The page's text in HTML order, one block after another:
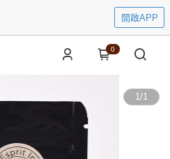
開啟APP
0
1/1